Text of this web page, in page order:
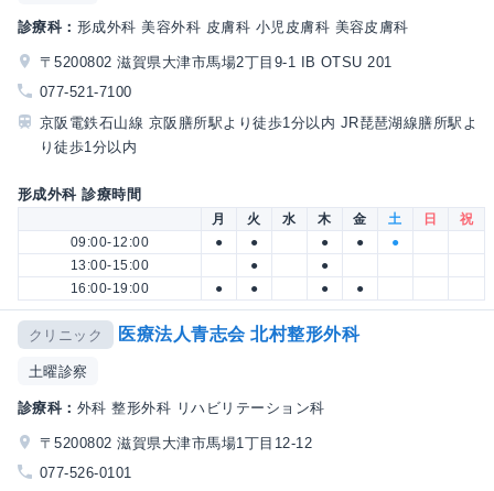
診療科： 形成外科 美容外科 皮膚科 小児皮膚科 美容皮膚科
〒5200802 滋賀県大津市馬場2丁目9-1 IB OTSU 201
077-521-7100
京阪電鉄石山線 京阪膳所駅より徒歩1分以内 JR琵琶湖線膳所駅よ
り徒歩1分以内
形成外科 診療時間
月 火 水 木 金 土 日
祝
09:00-12:00
● ● ● ●
●
13:00-15:00
●
●
16:00-19:00
● ● ● ●
クリニック 医療法人青志会 北村整形外科
土曜診察
診療科： 外科 整形外科 リハビリテーション科
〒5200802 滋賀県大津市馬場1丁目12-12
077-526-0101